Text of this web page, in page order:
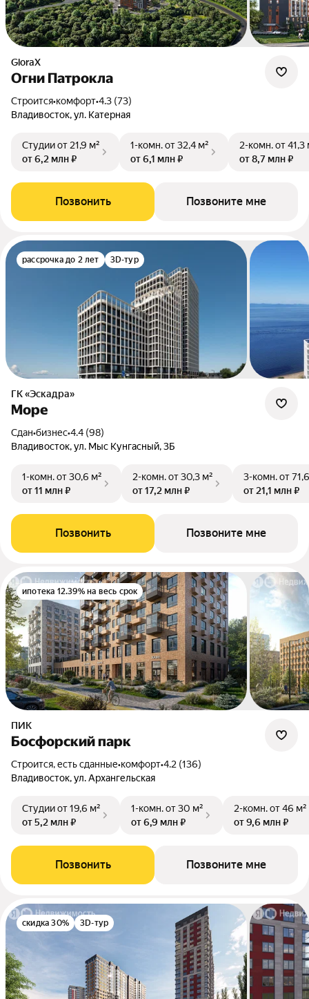
GloraX
Огни Патрокла
Строится•комфорт•4.3 (73)
Владивосток, ул. Катерная
Студииот 21,9 м²
от 6,2 млн ₽
1-комн.от 32,4 м²
от 6,1 млн ₽
2-комн.от 41,3
от 8,7 млн ₽
Позвонить Позвоните мне
рассрочка до 2 лет 3D-тур
ГК «Эскадра»
Море
Сдан•бизнес•4.4 (98)
Владивосток, ул. Мыс Кунгасный, 3Б
1-комн.от 30,6 м²
от 11 млн ₽
2-комн.от 30,3 м²
от 17,2 млн ₽
3-комн.от
от 21,1 млн ₽
Позвонить Позвоните мне
ипотека 12.39% на весь срок
ПИК
Босфорский парк
Строится, есть сданные•комфорт•4.2 (136)
Владивосток, ул. Архангельская
Студииот 19,6 м²
от 5,2 млн ₽
1-комн.от 30 м²
от 6,9 млн ₽
2-комн.от 46 м²
от 9,6 млн ₽
Позвонить Позвоните мне
скидка 30% 3D-тур